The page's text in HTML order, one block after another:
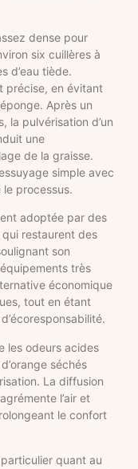
dense pour
six cuillères à
d’eau tiède.
précise, en évitant
Après un
la pulvérisation d’un
une
de la graisse.
simple avec
processus.
adoptée par des
restaurent des
son
très
économique
tout en étant
les odeurs acides
séchés
La diffusion
l’air et
le confort
quant au